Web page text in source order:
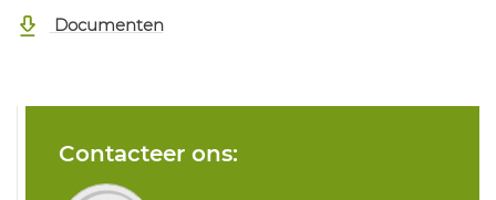
Documenten
Contacteer ons: